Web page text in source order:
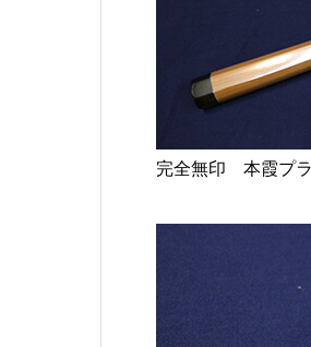
完全無印 本霞プ